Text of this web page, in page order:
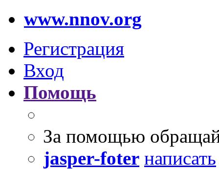
www.nnov.org
Регистрация
Вход
Помощь
За помощью
jasper-foter написать